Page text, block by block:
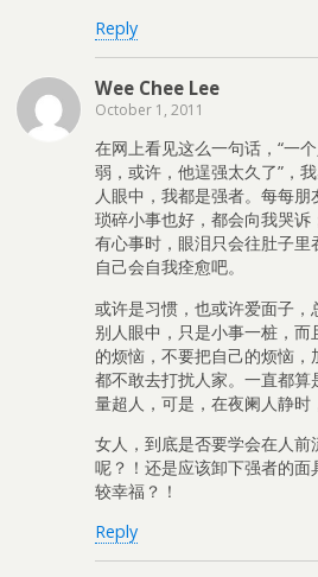
Reply
Wee Chee Lee
October 1, 2011
在网上看见这么一句话，“一
弱，或许，他逞强太久了”，
人眼中，我都是强者。每每朋
琐碎小事也好，都会向我哭
有心事时，眼泪只会往肚子
自己会自我痊愈吧。
或许是习惯，也或许爱面子
别人眼中，只是小事一桩，而
的烦恼，不要把自己的烦恼
都不敢去打扰人家。一直都
量超人，可是，在夜阑人静时
女人，到底是否要学会在人
呢？！还是应该卸下强者的
较幸福？！
Reply